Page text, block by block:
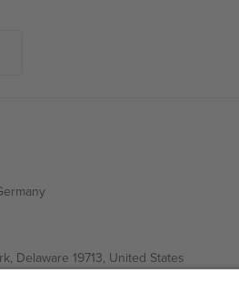
Delaware 19713, United States